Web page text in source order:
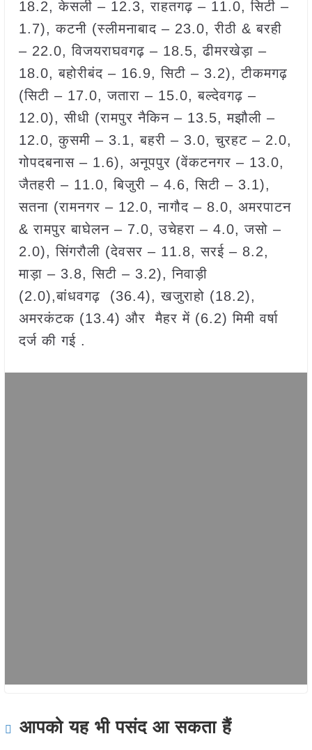
18.2, केसली – 12.3, राहतगढ़ – 11.0, सिटी –
1.7), कटनी (स्लीमनाबाद – 23.0, रीठी & बरही
– 22.0, विजयराघवगढ़ – 18.5, ढीमरखेड़ा –
18.0, बहोरीबंद – 16.9, सिटी – 3.2), टीकमगढ़
(सिटी – 17.0, जतारा – 15.0, बल्देवगढ़ –
12.0), सीधी (रामपुर नैकिन – 13.5, मझौली –
12.0, कुसमी – 3.1, बहरी – 3.0, चुरहट – 2.0,
गोपदबनास – 1.6), अनूपपुर (वेंकटनगर – 13.0,
जैतहरी – 11.0, बिजुरी – 4.6, सिटी – 3.1),
सतना (रामनगर – 12.0, नागौद – 8.0, अमरपाटन
& रामपुर बाघेलन – 7.0, उचेहरा – 4.0, जसो –
2.0), सिंगरौली (देवसर – 11.8, सरई – 8.2,
माड़ा – 3.8, सिटी – 3.2), निवाड़ी
(2.0),बांधवगढ़ (36.4), खजुराहो (18.2),
अमरकंटक (13.4) और मैहर में (6.2) मिमी वर्षा
दर्ज की गई .
आपको यह भी पसंद आ सकता हैं